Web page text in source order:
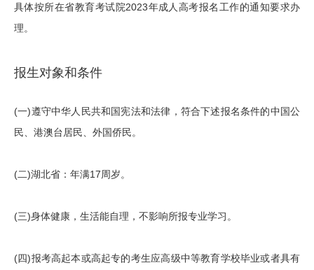
具体按所在省教育考试院2023年成人高考报名工作的通知要求办
理。
报生对象和条件
(一)遵守中华人民共和国宪法和法律，符合下述报名条件的中国公
民、港澳台居民、外国侨民。
(二)湖北省：年满17周岁。
(三)身体健康，生活能自理，不影响所报专业学习。
(四)报考高起本或高起专的考生应高级中等教育学校毕业或者具有